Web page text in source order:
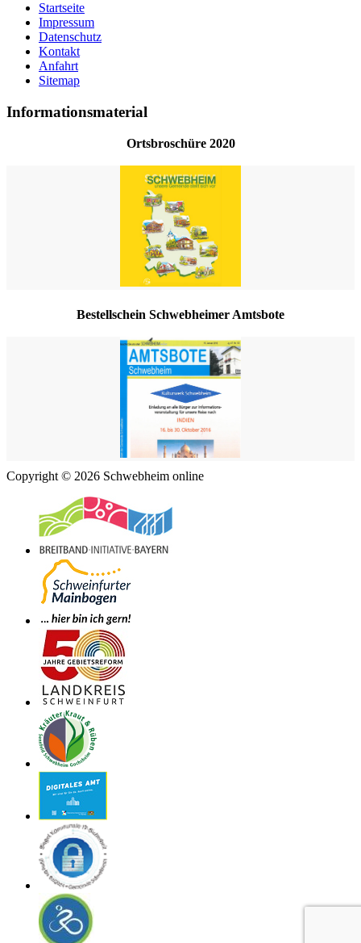
Startseite
Impressum
Datenschutz
Kontakt
Anfahrt
Sitemap
Informationsmaterial
Ortsbroschüre 2020
Bestellschein Schwebheimer Amtsbote
Copyright © 2026 Schwebheim online